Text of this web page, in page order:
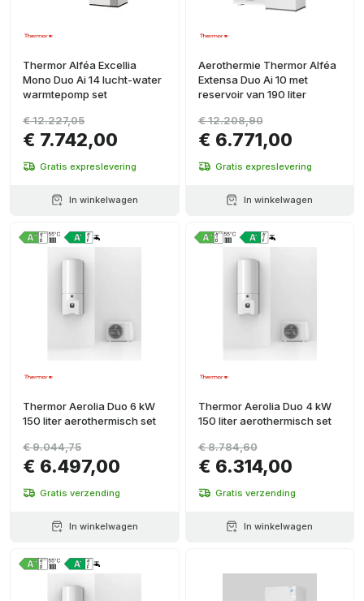
Thermor Alféa Excellia
Mono Duo Ai 14 lucht-water
warmtepomp set
€ 7.742,00
€ 12.227,05
Gratis expreslevering
In winkelwagen
Aerothermie Thermor Alféa
Extensa Duo Ai 10 met
reservoir van 190 liter
€ 6.771,00
€ 12.208,90
Gratis expreslevering
In winkelwagen
Thermor Aerolia Duo 6 kW
150 liter aerothermisch set
€ 6.497,00
€ 9.044,75
Gratis verzending
In winkelwagen
Thermor Aerolia Duo 4 kW
150 liter aerothermisch set
€ 6.314,00
€ 8.784,60
Gratis verzending
In winkelwagen